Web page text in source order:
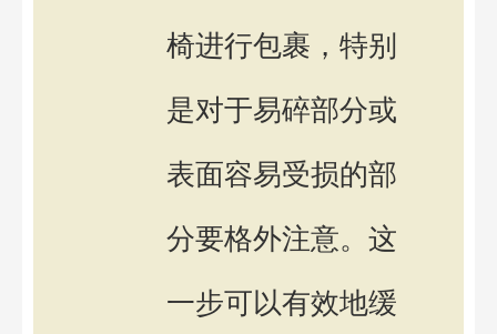
椅进行包裹，特别
是对于易碎部分或
表面容易受损的部
分要格外注意。这
一步可以有效地缓